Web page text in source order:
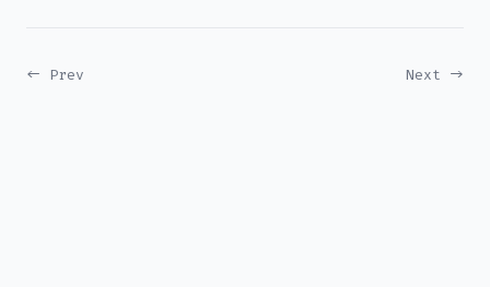
← Prev Next →